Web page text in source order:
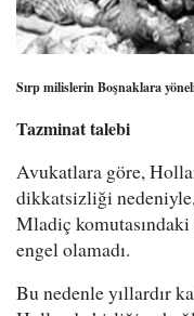
Sırp milislerin Boşnaklara
Tazminat talebi
Avukatlara göre,
dikkatsizliği
Mladiç komutasındaki
engel olamadı.
Bu nedenle yıllardır